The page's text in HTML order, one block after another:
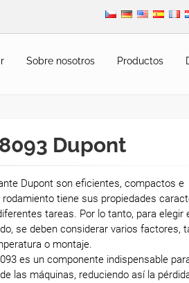
Sobre nosotros Productos
Dupont
Dupont son eficientes, compactos e
rodamiento tiene sus propiedades
tareas. Por lo tanto, para elegir
se deben considerar varios factores,
o montaje.
es un componente indispensable
las máquinas, reduciendo así la